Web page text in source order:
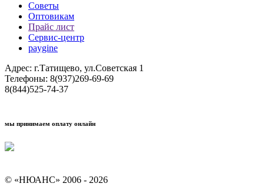
Советы
Оптовикам
Прайс лист
Сервис-центр
paygine
Адрес: г.Татищево, ул.Советская 1
Телефоны: 8(937)269-69-69
8(844)525-74-37
мы принимаем оплату онлайн
© «НЮАНС» 2006 - 2026